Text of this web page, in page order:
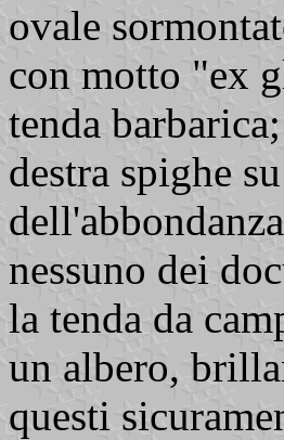
ovale
con motto "ex
tenda
destra spighe
nessuno dei
la tenda da
un albero,
questi